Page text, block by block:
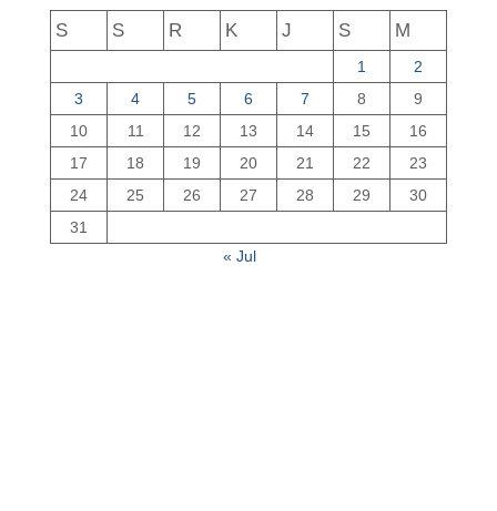
S S R K J S M
1
2
3
4 5 6 7 8
9
10
11 12 13 14 15
16
17
18 19 20 21 22
23
24
25 26 27 28 29
30
31
« Jul